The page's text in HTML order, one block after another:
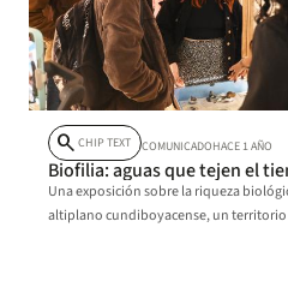
search CHIP TEXT COMUNICADOHACE 1 AÑO
Biofilia: aguas que tejen el
Una exposición sobre la riqueza
altiplano cundiboyacense, un territorio